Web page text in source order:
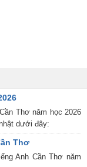
Thơ năm học 2026
dưới đây:
Thơ
Anh Cần Thơ năm